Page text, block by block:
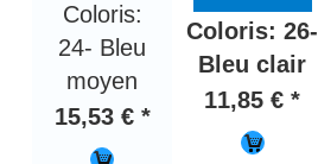
Coloris:
24- Bleu
moyen
15,53 € *
Coloris: 26-
Bleu clair
11,85 € *